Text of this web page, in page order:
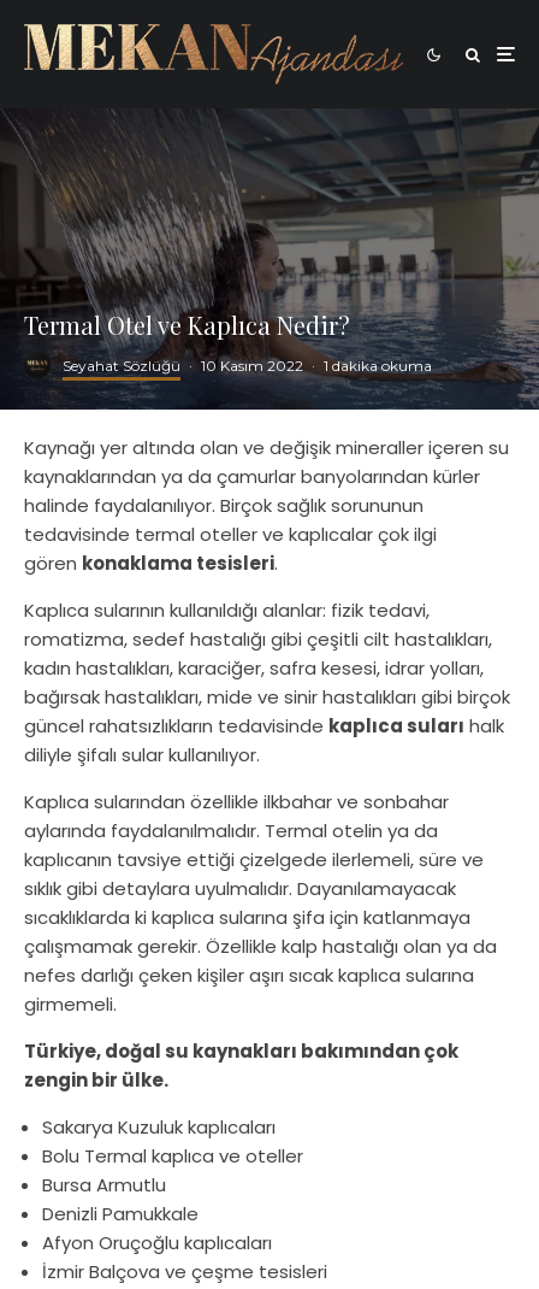
Termal Otel ve Kaplıca Nedir?
Seyahat Sözlüğü · 10 Kasım 2022 · 1 dakika okuma
Kaynağı yer altında olan ve değişik mineraller içeren su
kaynaklarından ya da çamurlar banyolarından kürler
halinde faydalanılıyor. Birçok sağlık sorununun
tedavisinde termal oteller ve kaplıcalar çok ilgi
gören konaklama tesisleri.
Kaplıca sularının kullanıldığı alanlar: fizik tedavi,
romatizma, sedef hastalığı gibi çeşitli cilt hastalıkları,
kadın hastalıkları, karaciğer, safra kesesi, idrar yolları,
bağırsak hastalıkları, mide ve sinir hastalıkları gibi birçok
güncel rahatsızlıkların tedavisinde kaplıca suları halk
diliyle şifalı sular kullanılıyor.
Kaplıca sularından özellikle ilkbahar ve sonbahar
aylarında faydalanılmalıdır. Termal otelin ya da
kaplıcanın tavsiye ettiği çizelgede ilerlemeli, süre ve
sıklık gibi detaylara uyulmalıdır. Dayanılamayacak
sıcaklıklarda ki kaplıca sularına şifa için katlanmaya
çalışmamak gerekir. Özellikle kalp hastalığı olan ya da
nefes darlığı çeken kişiler aşırı sıcak kaplıca sularına
girmemeli.
Türkiye, doğal su kaynakları bakımından çok
zengin bir ülke.
Sakarya Kuzuluk kaplıcaları
Bolu Termal kaplıca ve oteller
Bursa Armutlu
Denizli Pamukkale
Afyon Oruçoğlu kaplıcaları
İzmir Balçova ve çeşme tesisleri